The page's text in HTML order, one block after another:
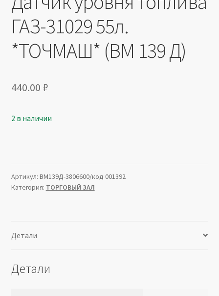
ГАЗ-31029 55л.
*ТОЧМАШ* (ВМ 139 Д)
440.00 ₽
2 в наличии
Артикул: ВМ139Д-3806600/код 001392
Категория: ТОРГОВЫЙ ЗАЛ
Детали
Детали